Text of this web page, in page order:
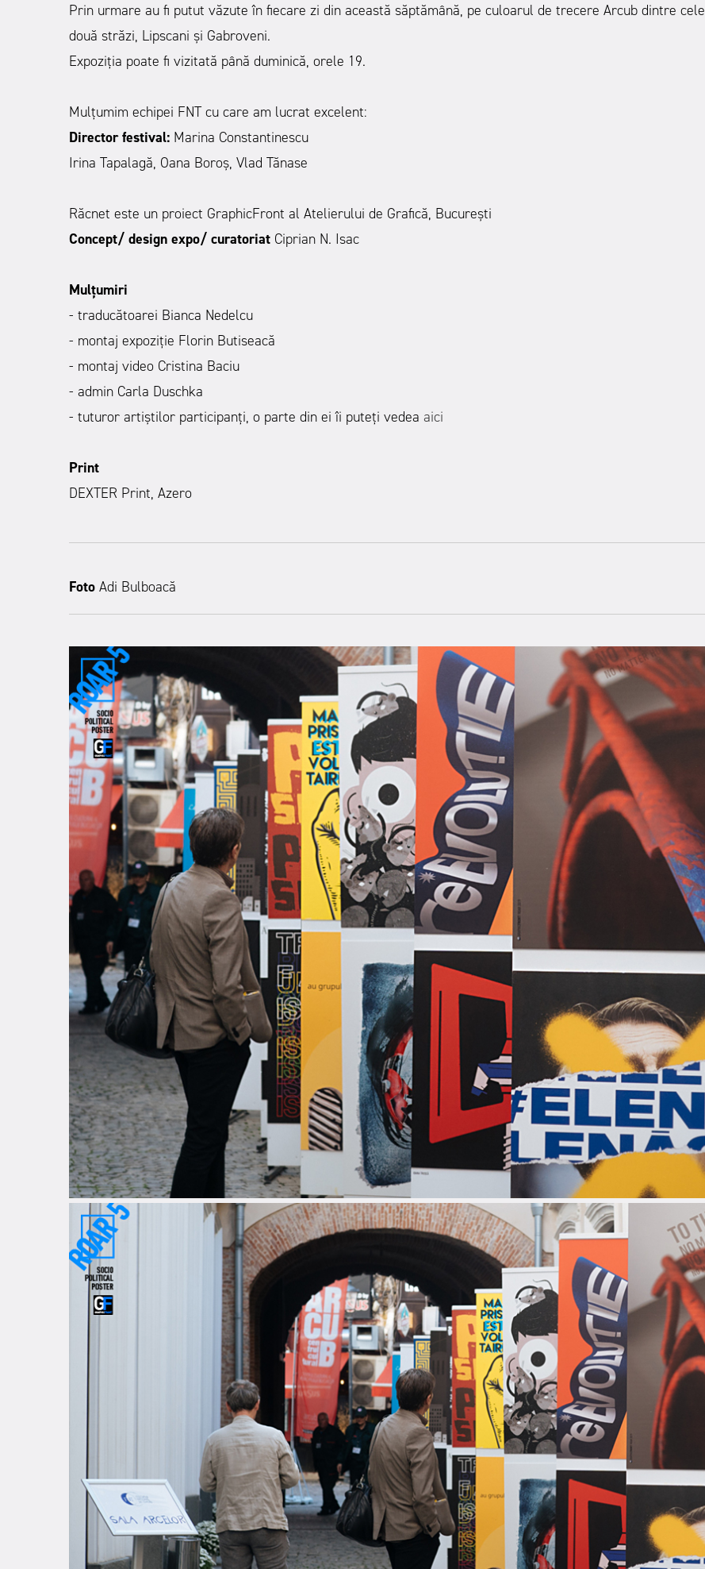
Prin urmare au fi putut văzute în fiecare zi din această săptămână, pe culoarul de trecere Arcub dintre cele
două străzi, Lipscani și Gabroveni.
Expoziția poate fi vizitată până duminică, orele 19.
Mulțumim echipei FNT cu care am lucrat excelent:
Director festival: Marina Constantinescu
Irina Tapalagă, Oana Boroș, Vlad Tănase
Răcnet este un proiect GraphicFront al Atelierului de Grafică, București
Concept/ design expo/ curatoriat Ciprian N. Isac
Mulțumiri
- traducătoarei Bianca Nedelcu
- montaj expoziție Florin Butiseacă
- montaj video Cristina Baciu
- admin Carla Duschka
- tuturor artiștilor participanți, o parte din ei îi puteți vedea aici
Print
DEXTER Print, Azero
Foto Adi Bulboacă